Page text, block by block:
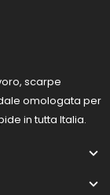
scarpe
omologata per
in tutta Italia.